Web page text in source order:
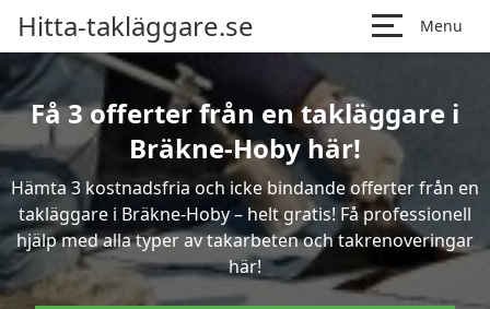
Hitta-takläggare.se Menu
Få 3 offerter från en takläggare i
Bräkne-Hoby här!
Hämta 3 kostnadsfria och icke bindande offerter från en
takläggare i Bräkne-Hoby – helt gratis! Få professionell
hjälp med alla typer av takarbeten och takrenoveringar
här!